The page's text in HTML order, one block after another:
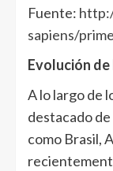
Fuente:
sapiens/
Evolución
A lo largo de
destacado
como Brasil,